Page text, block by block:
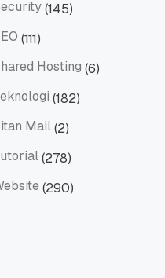
(145)
(111)
Hosting (6)
(182)
Mail(2)
(278)
(290)